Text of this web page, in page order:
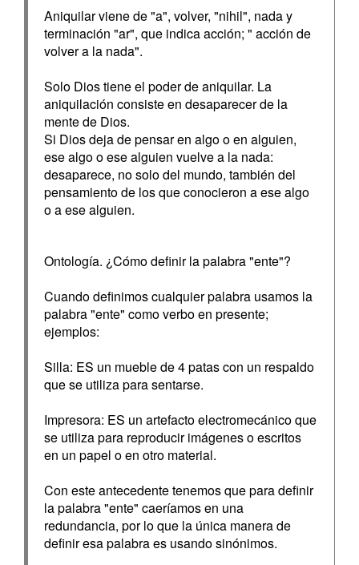
Aniquilar viene de "a", volver, "nihil", nada y
terminación "ar", que indica acción; " acción de
volver a la nada".
Solo Dios tiene el poder de aniquilar. La
aniquilación consiste en desaparecer de la
mente de Dios.
Si Dios deja de pensar en algo o en alguien,
ese algo o ese alguien vuelve a la nada:
desaparece, no solo del mundo, también del
pensamiento de los que conocieron a ese algo
o a ese alguien.
Ontología. ¿Cómo definir la palabra "ente"?
Cuando definimos cualquier palabra usamos la
palabra "ente" como verbo en presente;
ejemplos:
Silla: ES un mueble de 4 patas con un respaldo
que se utiliza para sentarse.
Impresora: ES un artefacto electromecánico que
se utiliza para reproducir imágenes o escritos
en un papel o en otro material.
Con este antecedente tenemos que para definir
la palabra "ente" caeríamos en una
redundancia, por lo que la única manera de
definir esa palabra es usando sinónimos.